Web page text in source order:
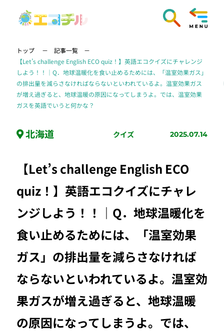
トップ
記事一覧
【Let’s challenge English ECO quiz！】英語エコクイズにチャレンジ
しよう！！｜Q．地球温暖化を食い止めるためには、「温室効果ガス」
の排出量を減らさなければならないといわれているよ。温室効果ガス
が増え過ぎると、地球温暖の原因になってしまうよ。では、温室効果
ガスを英語でいうと何かな？
北海道 クイズ 2025.07.14
【Let’s challenge English ECO
quiz！】英語エコクイズにチャレ
ンジしよう！！｜Q．地球温暖化を
食い止めるためには、「温室効果
ガス」の排出量を減らさなければ
ならないといわれているよ。温室効
果ガスが増え過ぎると、地球温暖
の原因になってしまうよ。では、